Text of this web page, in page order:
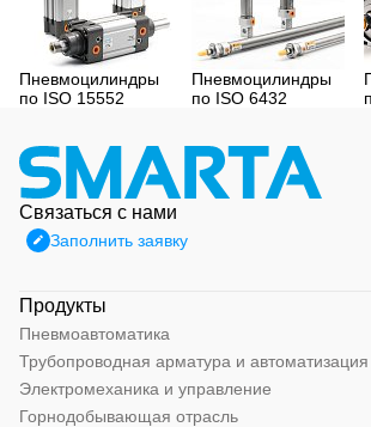
Пневмоцилиндры
по ISO 15552
Пневмоцилиндры
по ISO 6432
Связаться с нами
Заполнить заявку
Продукты
Пневмоавтоматика
Трубопроводная арматура и автоматизация
Электромеханика и управление
Горнодобывающая отрасль